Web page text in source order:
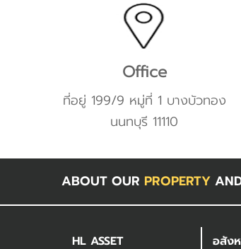
Office
ที่อยู่ 199/9 หมู่ที่ 1 บางบัวทอง
นนทบุรี 11110
ABOUT OUR PROPERTY
HL ASSET อสัง